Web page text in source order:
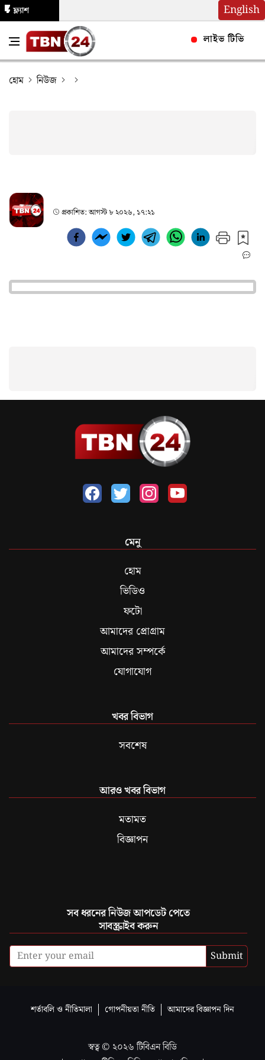
English
ফ্ল্যাশ
লাইভ টিভি
হোম নিউজ
প্রকাশিত:আগস্ট ৮ ২০২৬, ১৭:২১
মেনু
হোম
ভিডিও
ফটো
আমাদের প্রোগ্রাম
আমাদের সম্পর্কে
যোগাযোগ
খবর বিভাগ
সবশেষ
আরও খবর বিভাগ
মতামত
বিজ্ঞাপন
সব ধরনের নিউজ আপডেট পেতে
সাবস্ক্রাইব করুন
Submit
শর্তাবলি ও নীতিমালা গোপনীয়তা নীতি আমাদের বিজ্ঞাপন দিন
স্বত্ব © ২০২৬ টিবিএন বিডি